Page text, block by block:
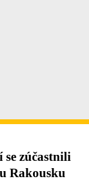
zúčastnili
Rakousku